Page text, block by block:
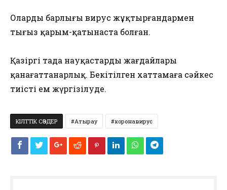
Олардың барлығы вирус жұқтырғандармен
тығыз қарым-қатынаста болған.
Қазіргі таңда науқастардың жағдайлары
қанағаттанарлық. Бекітілген хаттамаға сәйкес
тиісті ем жүргізілуде.
КІЛТТІК СӨЗДЕР Атырау коронавирус